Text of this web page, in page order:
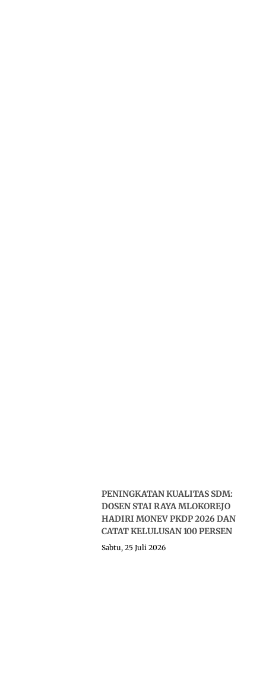
PENINGKATAN KUALITAS SDM:
DOSEN STAI RAYA MLOKOREJO
HADIRI MONEV PKDP 2026 DAN
CATAT KELULUSAN 100 PERSEN
Sabtu, 25 Juli 2026